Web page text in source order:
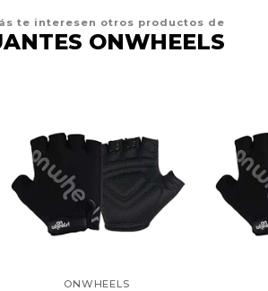
te interesen otros productos de
ONWHEELS
ONWHEELS